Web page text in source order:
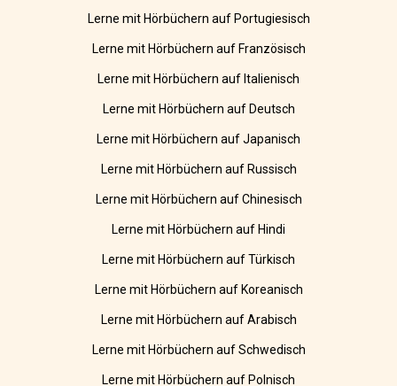
Lerne mit Hörbüchern auf Portugiesisch
Lerne mit Hörbüchern auf Französisch
Lerne mit Hörbüchern auf Italienisch
Lerne mit Hörbüchern auf Deutsch
Lerne mit Hörbüchern auf Japanisch
Lerne mit Hörbüchern auf Russisch
Lerne mit Hörbüchern auf Chinesisch
Lerne mit Hörbüchern auf Hindi
Lerne mit Hörbüchern auf Türkisch
Lerne mit Hörbüchern auf Koreanisch
Lerne mit Hörbüchern auf Arabisch
Lerne mit Hörbüchern auf Schwedisch
Lerne mit Hörbüchern auf Polnisch